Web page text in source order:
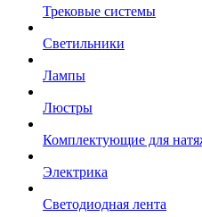
Трековые системы
Светильники
Лампы
Люстры
Комплектующие для
Электрика
Светодиодная лента